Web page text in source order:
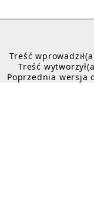
Treść
Treść
Poprzednia wersja